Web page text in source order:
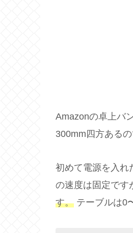
Amazonの卓上バ
300mm四方ある
初めて電源を入れ
の速度は固定です
す。 テーブルは0